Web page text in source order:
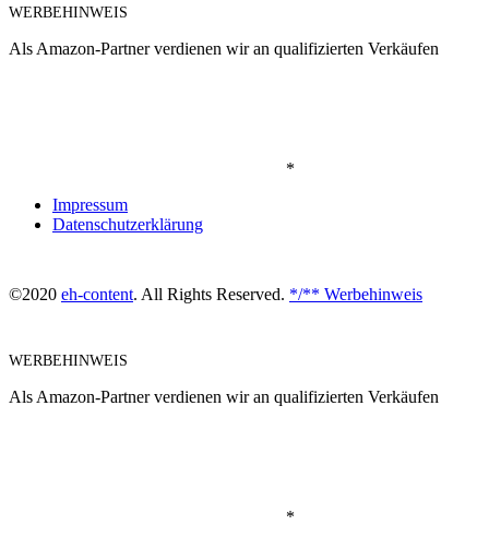
WERBEHINWEIS
Als Amazon-Partner verdienen wir an qualifizierten Verkäufen
*
Impressum
Datenschutzerklärung
©2020 eh-content. All Rights Reserved. */** Werbehinweis
WERBEHINWEIS
Als Amazon-Partner verdienen wir an qualifizierten Verkäufen
*